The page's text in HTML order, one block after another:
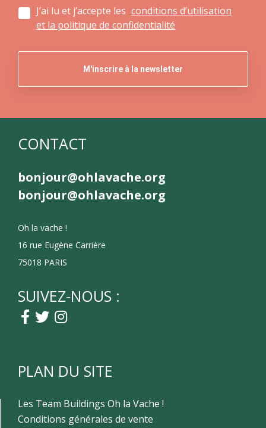
J’ai lu et j’accepte les conditions d’utilisation
et la politique de confidentialité
CONTACT
bonjour@ohlavache.org
bonjour@ohlavache.org
Oh la vache !
16 rue Eugène Carrière
75018 PARIS
SUIVEZ-NOUS :
PLAN DU SITE
Les Team Buildings Oh la Vache !
Conditions générales de vente